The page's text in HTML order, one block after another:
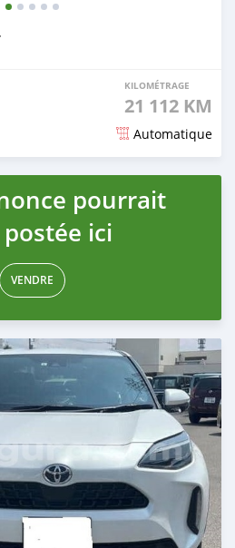
KILOMÉTRAGE
21 112 KM
Automatique
pourrait
ici
VENDRE